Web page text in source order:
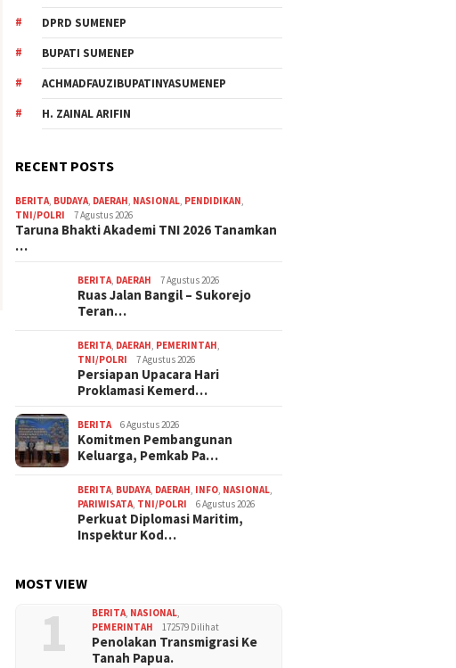
DPRD SUMENEP
BUPATI SUMENEP
ACHMADFAUZIBUPATINYASUMENEP
H. ZAINAL ARIFIN
RECENT POSTS
BERITA, BUDAYA, DAERAH, NASIONAL, PENDIDIKAN,
TNI/POLRI
7 Agustus 2026
Taruna Bhakti Akademi TNI 2026 Tanamkan
…
BERITA, DAERAH 7 Agustus 2026
Ruas Jalan Bangil – Sukorejo
Teran…
BERITA, DAERAH, PEMERINTAH,
TNI/POLRI
7 Agustus 2026
Persiapan Upacara Hari
Proklamasi Kemerd…
BERITA 6 Agustus 2026
Komitmen Pembangunan
Keluarga, Pemkab Pa…
BERITA, BUDAYA, DAERAH, INFO, NASIONAL,
PARIWISATA, TNI/POLRI 6 Agustus 2026
Perkuat Diplomasi Maritim,
Inspektur Kod…
MOST VIEW
1 BERITA, NASIONAL,
PEMERINTAH
172579 Dilihat
Penolakan Transmigrasi Ke
Tanah Papua.